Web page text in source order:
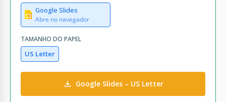
Google Slides
Abre no navegador
TAMANHO DO PAPEL
US Letter
Google Slides – US Letter